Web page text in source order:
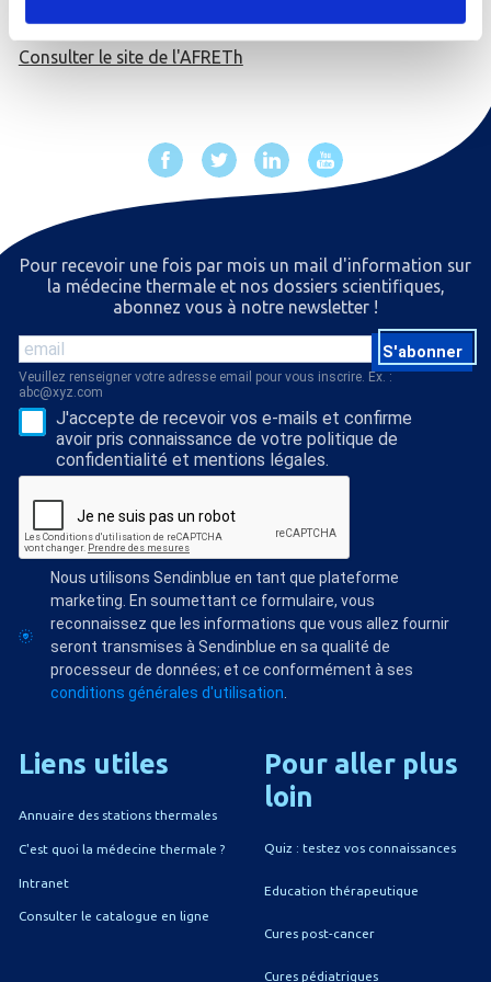
Consulter le site de l'AFRETh
Pour recevoir une fois par mois un mail d'information sur
la médecine thermale et nos dossiers scientiﬁques,
abonnez vous à notre newsletter !
S'abonner
Veuillez renseigner votre adresse email pour vous inscrire. Ex. :
abc@xyz.com
J'accepte de recevoir vos e-mails et confirme
avoir pris connaissance de votre politique de
confidentialité et mentions légales.
Nous utilisons Sendinblue en tant que plateforme
marketing. En soumettant ce formulaire, vous
reconnaissez que les informations que vous allez fournir
seront transmises à Sendinblue en sa qualité de
processeur de données; et ce conformément à ses
conditions générales d'utilisation.
Liens utiles
Annuaire des stations thermales
C'est quoi la médecine thermale ?
Intranet
Consulter le catalogue en ligne
Pour aller plus
loin
Quiz : testez vos connaissances
Education thérapeutique
Cures post-cancer
Cures pédiatriques